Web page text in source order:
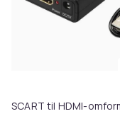
SCART til HDMI-